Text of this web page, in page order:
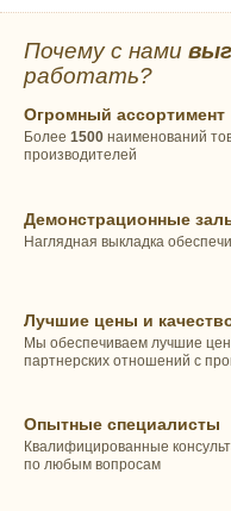
Почему с нами
работать?
Огромный ассортимент
Более 1500 наименований
производителей
Демонстрационные
Наглядная выкладка
Лучшие цены и
Мы обеспечиваем лучшие
партнерских отношений с
Опытные специалисты
Квалифицированные
по любым вопросам